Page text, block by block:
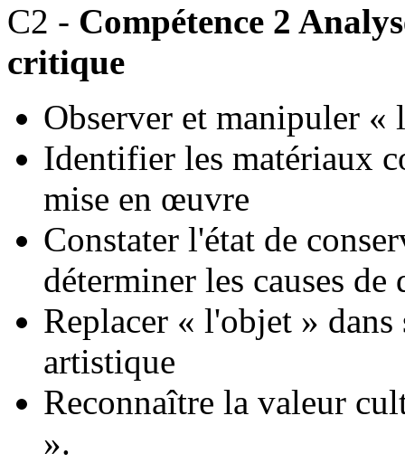
C2 - Compétence 2
critique
Observer et manipuler «
Identifier les matériaux
mise en œuvre
Constater l'état de
déterminer les causes de
Replacer « l'objet »
artistique
Reconnaître la valeur
».